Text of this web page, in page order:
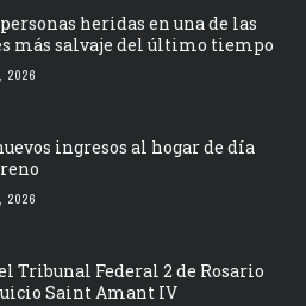
personas heridas en una de las
más salvaje del último tiempo
2026
ingresos al hogar de día
2026
Tribunal Federal 2 de Rosario
Saint Amant IV